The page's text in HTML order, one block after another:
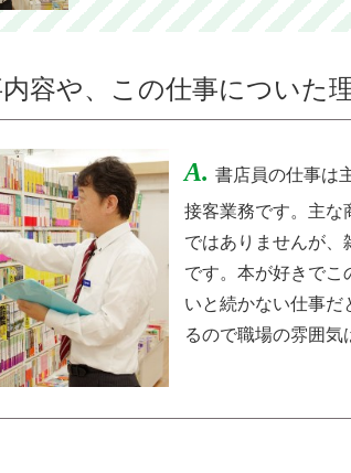
容や、この仕事についた
A. 書店員の仕事は
接客業務です。主な
ではありませんが、
です。本が好きでこ
いと続かない仕事だ
るので職場の雰囲気